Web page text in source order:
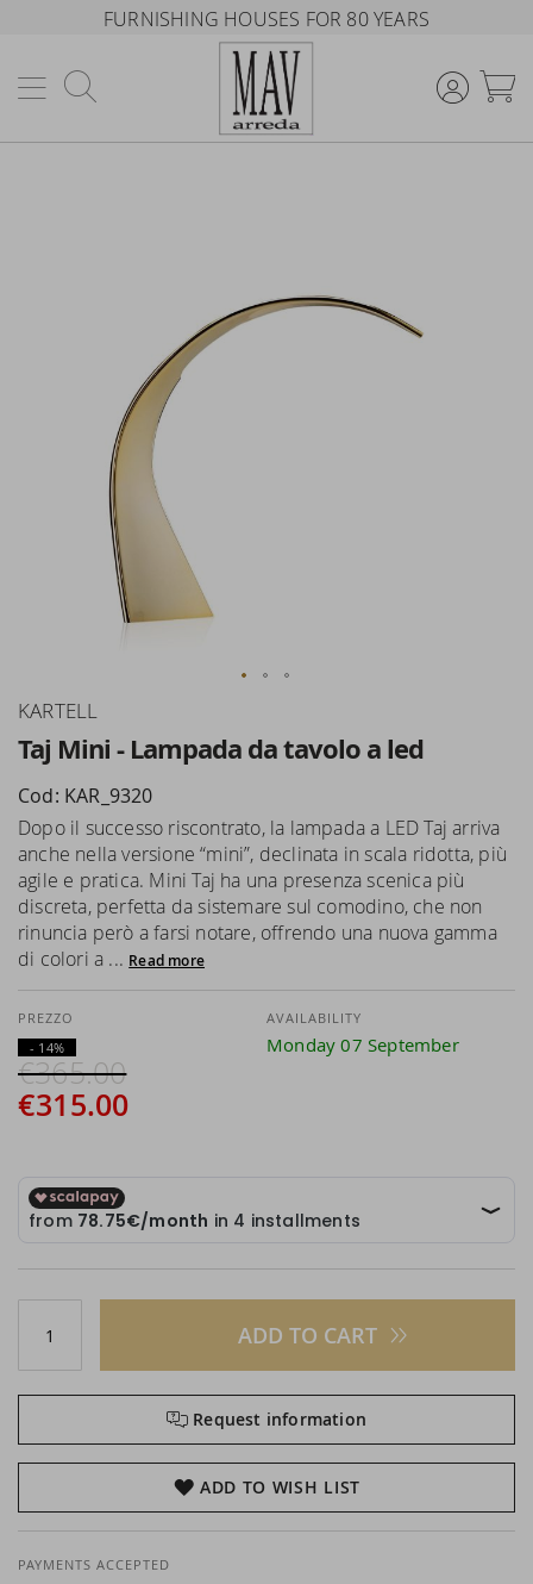
FURNISHING HOUSES FOR 80 YEARS
Taj Mini - Lampada da tavolo a led
KARTELL
Cod: KAR_9320
Dopo il successo riscontrato, la lampada a LED Taj arriva
anche nella versione “mini”, declinata in scala ridotta, più
agile e pratica. Mini Taj ha una presenza scenica più
discreta, perfetta da sistemare sul comodino, che non
rinuncia però a farsi notare, offrendo una nuova gamma
di colori a ... Read more
€315.00
€365.00
- 14%
AVAILABILITY
Monday 07 September
ADD TO CART
Request information
ADD TO WISH LIST
PAYMENTS ACCEPTED
Skip
the
beginning
of
the
images
gallery